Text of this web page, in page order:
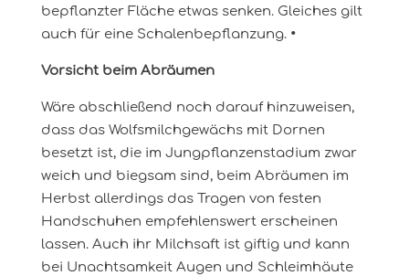
bepflanzter Fläche etwas senken. Gleiches gilt
auch für eine Schalenbepflanzung. •
Vorsicht beim Abräumen
Wäre abschließend noch darauf hinzuweisen,
dass das Wolfsmilchgewächs mit Dornen
besetzt ist, die im Jungpflanzenstadium zwar
weich und biegsam sind, beim Abräumen im
Herbst allerdings das Tragen von festen
Handschuhen empfehlenswert erscheinen
lassen. Auch ihr Milchsaft ist giftig und kann
bei Unachtsamkeit Augen und Schleimhäute